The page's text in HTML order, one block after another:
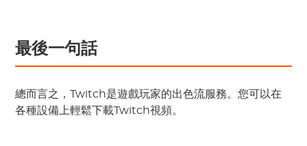
最後一句話
總而言之，Twitch是遊戲玩家的出色流服務。您可以在
各種設備上輕鬆下載Twitch視頻。